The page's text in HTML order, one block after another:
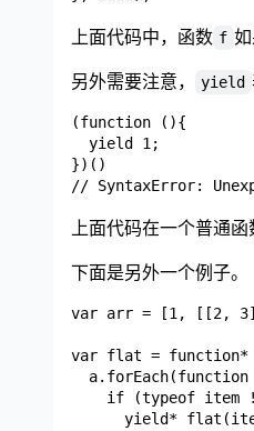
上面代码中，函数 f
另外需要注意，
yield
(function (){
  yield 1;
})()
上面代码在一个普通
下面是另外一个例子。
var arr = [1, [[2,
var flat =
a.forEach(function
if (typeof item
yield*